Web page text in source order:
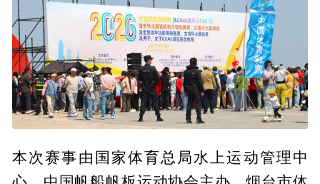
本次赛事由国家体育总局水上运动管理中